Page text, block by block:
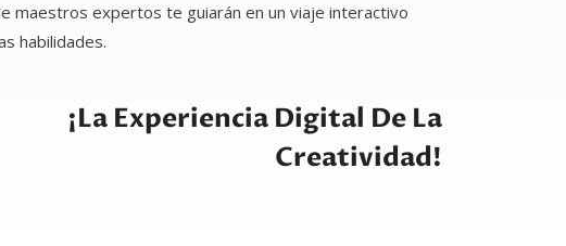
maestros expertos te guiarán en un viaje interactivo
habilidades.
¡La Experiencia Digital De La
Creatividad!